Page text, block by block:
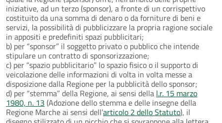
iniziative, ad un terzo (sponsor), a fronte di un corrispettivo
costituito da una somma di denaro o da forniture di beni e
servizi, la possibilità di pubblicizzare la propria ragione sociale
in appositi e predefiniti spazi pubblicitari;
b) per “sponsor” il soggetto privato o pubblico che intende
stipulare un contratto di sponsorizzazione;
c) per “spazio pubblicitario” lo spazio fisico o il supporto di
veicolazione delle informazioni di volta in volta messe a
disposizione dalla Regione per la pubblicità dello sponsor;
d) per “stemma” della Regione, ai sensi della l.r. 15 marzo
1980, n. 13 (Adozione dello stemma e delle insegne della
Regione Marche ai sensi dell’articolo 2 dello Statuto), il